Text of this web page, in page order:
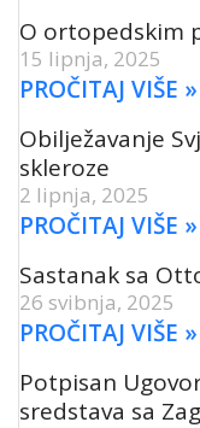
O ortopedskim
15 lipnja, 2025
PROČITAJ VIŠE »
Obilježavanje
skleroze
2 lipnja, 2025
PROČITAJ VIŠE »
Sastanak sa
26 svibnja, 2025
PROČITAJ VIŠE »
Potpisan
sredstava sa